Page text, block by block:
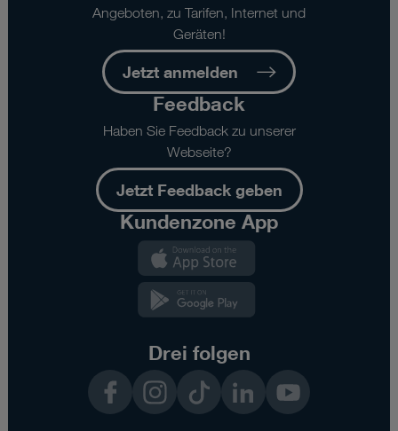
Angeboten, zu Tarifen, Internet und
Geräten!
Jetzt anmelden
Feedback
Haben Sie Feedback zu unserer
Webseite?
Jetzt Feedback geben
Kundenzone App
Drei folgen
InstagramTikTok LinkedInYouTube